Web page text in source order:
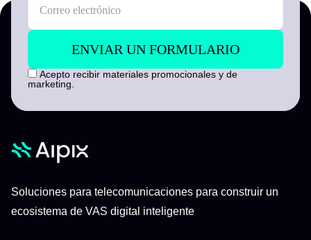
Acepto recibir materiales promocionales y de
marketing.
Soluciones para telecomunicaciones para construir un
ecosistema de VAS digital inteligente